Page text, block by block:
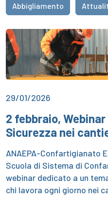
Abbigliamento
29/01/2026
2 febbraio,
Sicurezza nei
ANAEPA-Confartigianato
Scuola di Sistema di
webinar dedicato a un
chi lavora ogni giorno nei